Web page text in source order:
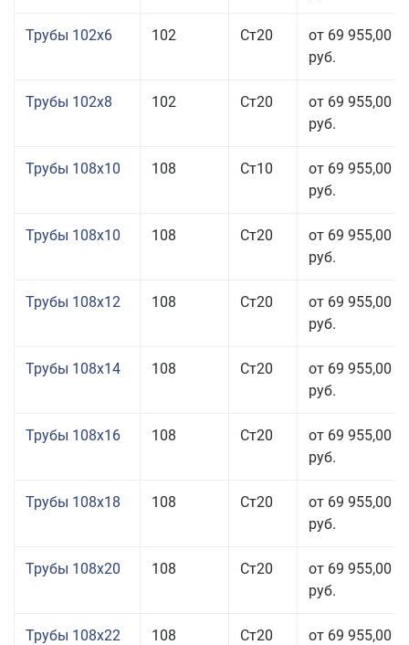
Трубы 102x6 102 Ст20
от 69 955,00
руб.
Трубы 102x8 102 Ст20
от 69 955,00
руб.
Трубы 108x10 108 Ст10
от 69 955,00
руб.
Трубы 108x10 108 Ст20
от 69 955,00
руб.
Трубы 108x12 108 Ст20
от 69 955,00
руб.
Трубы 108x14 108 Ст20
от 69 955,00
руб.
Трубы 108x16 108 Ст20
от 69 955,00
руб.
Трубы 108x18 108 Ст20
от 69 955,00
руб.
Трубы 108x20 108 Ст20
от 69 955,00
руб.
Трубы 108x22 108 Ст20
от 69 955,00